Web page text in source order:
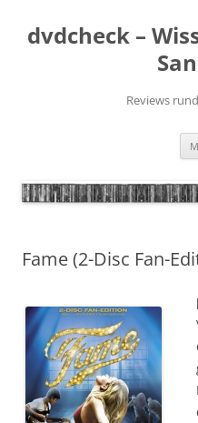
springen
dvdcheck –
Reviews
Fame (2-Disc Fan-